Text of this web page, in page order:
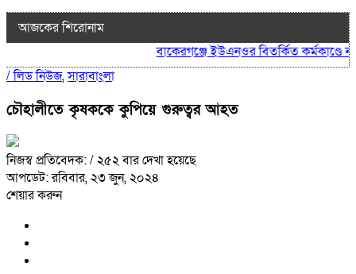
আজকের শিরোনাম
বাকেরগঞ্জে ইউএনওর বিতর্কিত কর্মকাণ্ডে
/লিড নিউজ,সারাবাংলা
চৌহালীতে কৃষককে কুপিয়ে গুরুত্বর আহত
নিজস্ব প্রতিবেদক:/ ২৫২ বার দেখা হয়েছে
আপডেট: রবিবার, ২৩ জুন, ২০২৪
শেয়ার করুন